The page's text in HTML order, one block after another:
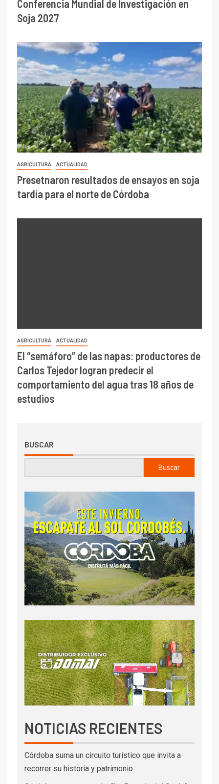
Conferencia Mundial de Investigación en
Soja 2027
AGRICULTURA ACTUALIDAD
Presetnaron resultados de ensayos en soja
tardía para el norte de Córdoba
AGRICULTURA ACTUALIDAD
El “semáforo” de las napas: productores de
Carlos Tejedor logran predecir el
comportamiento del agua tras 18 años de
estudios
BUSCAR
Buscar
NOTICIAS RECIENTES
Córdoba suma un circuito turístico que invita a
recorrer su historia y patrimonio